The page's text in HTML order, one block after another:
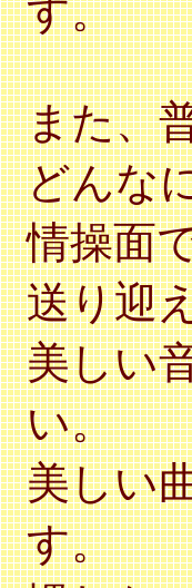
す。
また、
どんな
情操面
送り迎
美しい
い。
美しい
す。